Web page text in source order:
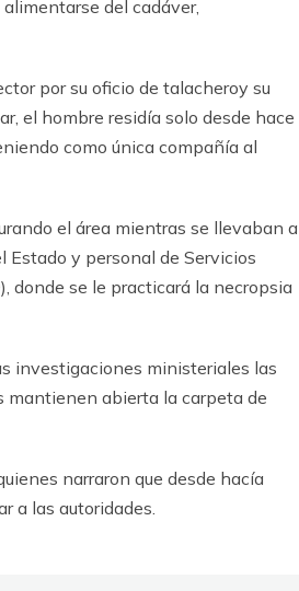
del cadáver,
por su oficio de talacheroy su
el hombre residía solo desde hace
como única compañía al
el área mientras se llevaban a
Estado y personal de Servicios
donde se le practicará la necropsia
investigaciones ministeriales las
mantienen abierta la carpeta de
narraron que desde hacía
a las autoridades.